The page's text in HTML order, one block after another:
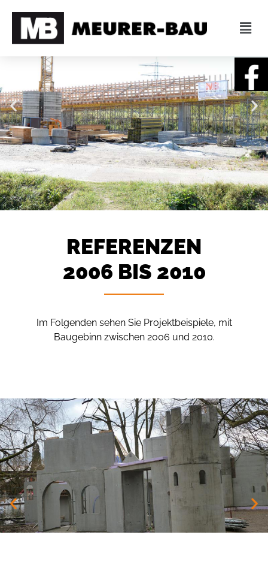
REFERENZEN
2006 BIS 2010
Im Folgenden sehen Sie Projektbeispiele, mit
Baugebinn zwischen 2006 und 2010.